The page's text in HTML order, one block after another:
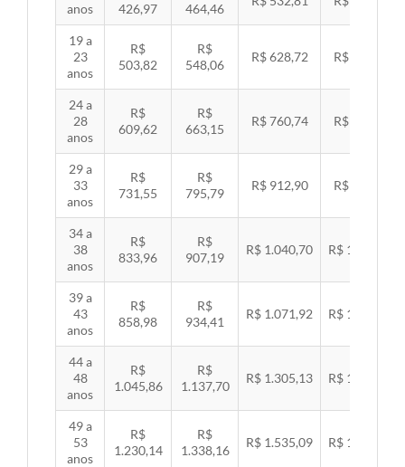
anos 426,97 464,46
19 a
23
anos
R$
503,82
R$
548,06
R$ 628,72 R$ 647,89
24 a
28
anos
R$
609,62
R$
663,15
R$ 760,74 R$ 783,94
29 a
33
anos
R$
731,55
R$
795,79
R$ 912,90 R$ 940,74
34 a
38
anos
R$
833,96
R$
907,19
R$ 1.040,70 R$ 1.072,43
39 a
43
anos
R$
858,98
R$
934,41
R$ 1.071,92 R$ 1.104,60
44 a
48
anos
R$
1.045,86
R$
1.137,70
R$ 1.305,13 R$ 1.344,92
49 a
53
anos
R$
1.230,14
R$
1.338,16
R$ 1.535,09 R$ 1.581,89